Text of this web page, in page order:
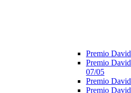
Premio
Premio
07/05
Premio
Premio